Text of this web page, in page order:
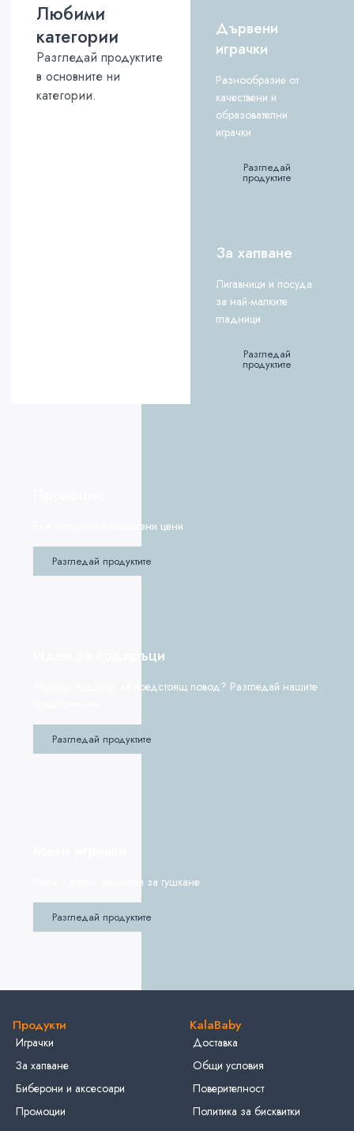
Любими
категории
Разгледай продуктите
в основните ни
категории.
Дървени
играчки
Разнообразие от
качествени и
образователни
играчки
Разгледай
продуктите
За хапване
Лигавници и посуда
за най-малките
гладници
Разгледай
продуктите
Виж продукти с намалени цени
Разгледай продуктите
Идеи за подаръци
Търсиш подарък за предстоящ повод? Разгледай нашите
Разгледай продуктите
Меки и топли, идеални за гушкане
Разгледай продуктите
Продукти
Играчки
За хапване
Биберони и аксесоари
Промоции
KalaBaby
Доставка
Общи условия
Поверителност
Политика за бисквитки